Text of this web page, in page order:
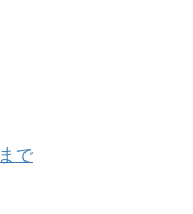
で